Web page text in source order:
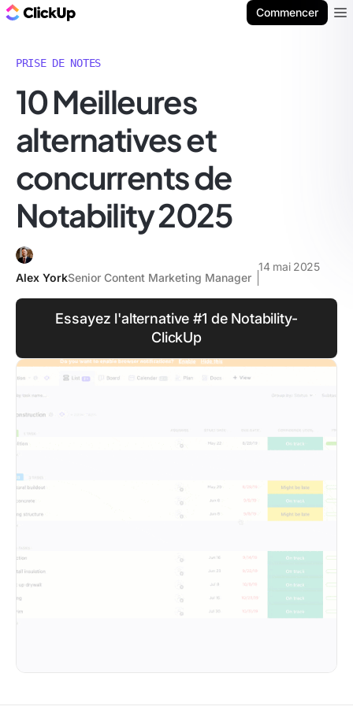
Commencer
PRISE DE NOTES
10 Meilleures
alternatives et
concurrents de
Notability 2025
Alex YorkSenior Content Marketing Manager
14 mai 2025
Essayez l'alternative #1 de Notability-
ClickUp